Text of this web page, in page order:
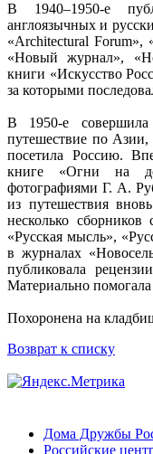
В 1940–1950-е
англоязычных и
«Architectural
«Новый журнал»,
книги «Искусство
за которыми
В 1950-е совершила
путешествие по
посетила Россию.
книге «Огни на
фотографиями Г. А.
из путешествия
несколько сборников
«Русская мысль»,
в журналах
публиковала
Материально
Похоронена на
Возврат к списку
Дома Дружбы
Российские